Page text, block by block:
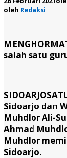
oleh Redaksi
salah satu
Sidoarjo dan
Muhdlor Ali-
Ahmad
Muhdlor
Sidoarjo.